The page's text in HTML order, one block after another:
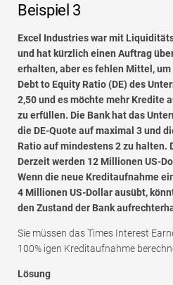
Beispiel 3
Excel Industries war mit
und hat kürzlich einen Auftrag
erhalten, aber es fehlen Mittel,
Debt to Equity Ratio (DE) des
2,50 und es möchte mehr Kredite
zu erfüllen. Die Bank hat das
die DE-Quote auf maximal 3 und
Ratio auf mindestens 2 zu halten.
Derzeit werden 12 Millionen US-
Wenn die neue Kreditaufnahme
4 Millionen US-Dollar ausübt,
den Zustand der Bank
Sie müssen das Times Interest
100% igen Kreditaufnahme
Lösung